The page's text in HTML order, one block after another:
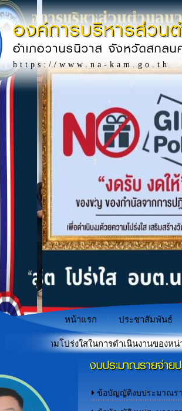
องค์การบริหารส่วน
อำเภอวานรนิวาส จังหวัดสกลน
https://www.na-kam.go.th
"เกราะป้องกันภัยไซเบอร์สำหรั
งใสในการดำเนินงานของหน่วยงานภาครัฐ
หน้าแรก ประชาสัมพันธ์
งบประมาณรายจ่าย
ข้อบัญญัติงบประมาณรา